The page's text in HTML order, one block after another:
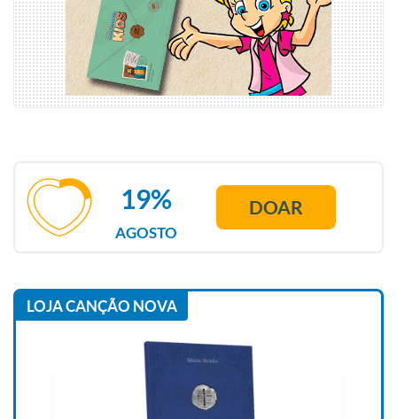
AGOSTO
19% DOAR
LOJA CANÇÃO NOVA